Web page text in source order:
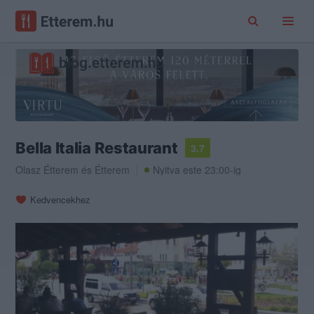
Bella Italia Restaurant
3.7
Olasz Étterem és Étterem Nyitva este 23:00-ig
Kedvencekhez